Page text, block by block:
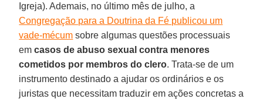
Igreja). Ademais, no último mês de julho, a
Congregação para a Doutrina da Fé publicou um
vade-mécum sobre algumas questões processuais
emcasos de abuso sexual contra menores
cometidos por membros do clero. Trata-se de um
instrumento destinado a ajudar os ordinários e os
juristas que necessitam traduzir em ações concretas a